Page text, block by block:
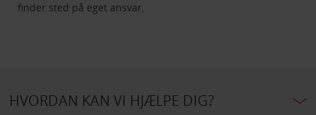
finder sted på eget ansvar.
HVORDAN KAN VI HJÆLPE DIG?